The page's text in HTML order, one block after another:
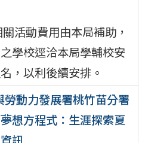
活動費用由本局補助，
學校逕洽本局學輔校安
，以利後續安排。
勞動力發展署桃竹苗分署
想方程式：生涯探索夏